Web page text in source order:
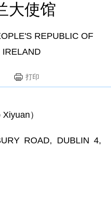
大使馆
REPUBLIC OF
IRELAND
打印
）
ROAD, DUBLIN 4,